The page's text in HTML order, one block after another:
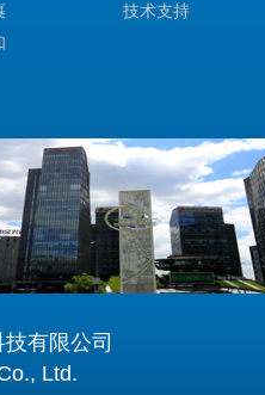
技术支持
有限公司
Ltd.